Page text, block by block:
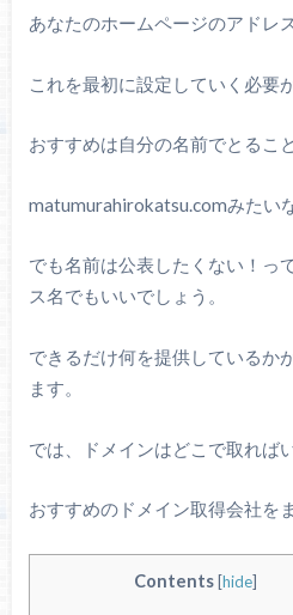
あなたのホームページのアドレ
これを最初に設定していく必要
おすすめは自分の名前でとるこ
matumurahirokatsu.comみたい
でも名前は公表したくない！っ
ス名でもいいでしょう。
できるだけ何を提供しているか
ます。
では、ドメインはどこで取れば
おすすめのドメイン取得会社を
Contents [hide]